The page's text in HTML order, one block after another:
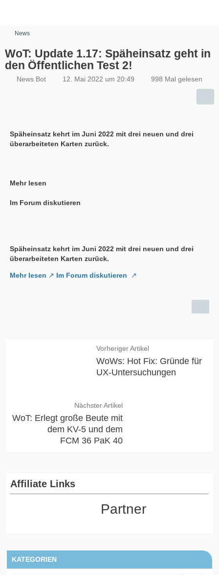
News
WoT: Update 1.17: Späheinsatz geht in
den Öffentlichen Test 2!
News Bot 12. Mai 2022 um 20:49 998 Mal gelesen
Späheinsatz kehrt im Juni 2022 mit drei neuen und drei
überarbeiteten Karten zurück.
Mehr lesen
Im Forum diskutieren
Späheinsatz kehrt im Juni 2022 mit drei neuen und drei
überarbeiteten Karten zurück.
Mehr lesen Im Forum diskutieren
Vorheriger Artikel
WoWs: Hot Fix: Gründe für
UX-Untersuchungen
Nächster Artikel
WoT: Erlegt große Beute mit
dem KV-5 und dem
FCM 36 PaK 40
Affiliate Links
Partner
KATEGORIEN